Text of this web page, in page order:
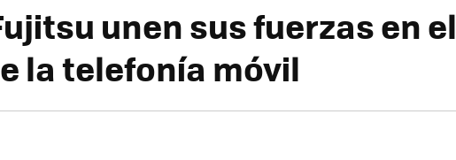
unen sus fuerzas en el
la telefonía móvil